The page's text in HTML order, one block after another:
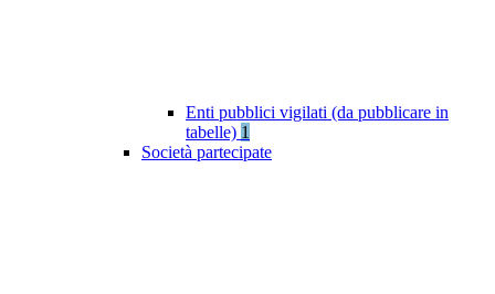
Enti pubblici vigilati (da pubblicare in
tabelle) 1
Società partecipate